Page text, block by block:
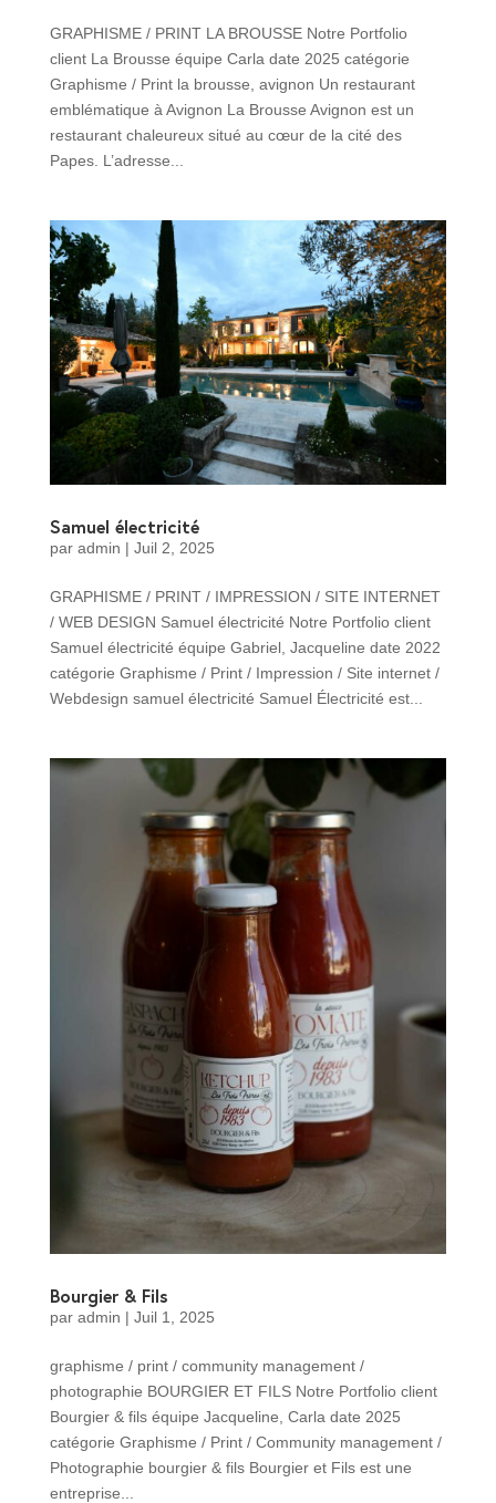
GRAPHISME / PRINT LA BROUSSE Notre Portfolio
client La Brousse équipe Carla date 2025 catégorie
Graphisme / Print la brousse, avignon Un restaurant
emblématique à Avignon La Brousse Avignon est un
restaurant chaleureux situé au cœur de la cité des
Papes. L’adresse...
Samuel électricité
par admin | Juil 2, 2025
GRAPHISME / PRINT / IMPRESSION / SITE INTERNET
/ WEB DESIGN Samuel électricité Notre Portfolio client
Samuel électricité équipe Gabriel, Jacqueline date 2022
catégorie Graphisme / Print / Impression / Site internet /
Webdesign samuel électricité Samuel Électricité est...
Bourgier & Fils
par admin | Juil 1, 2025
graphisme / print / community management /
photographie BOURGIER ET FILS Notre Portfolio client
Bourgier & fils équipe Jacqueline, Carla date 2025
catégorie Graphisme / Print / Community management /
Photographie bourgier & fils Bourgier et Fils est une
entreprise...